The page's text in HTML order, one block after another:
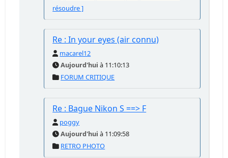
résoudre ]
Re : In your eyes (air connu)
macarel12
Aujourd'hui à 11:10:13
FORUM CRITIQUE
Re : Bague Nikon S ==> F
poggy
Aujourd'hui à 11:09:58
RETRO PHOTO